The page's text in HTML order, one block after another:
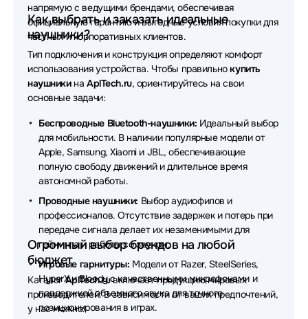
Наушники VT Наушники OneOdio
Наушники Bang&Olufsen Наушники Lenovo
Наушники SteelSeries Наушники QCY
Наушники Axtel
Наушники Beyerdynamic Наушники Plantronics
Наушники REALME Наушники Acer
Наушники Honor
Наушники Audio-Technica Наушники Genius
Наушники SHURE Наушники DENON
Наушники MARSHALL Наушники TECNO
Наушники Redragon Наушники Trust
напрямую с ведущими брендами, обеспечивая
официальную гарантию и выгодные условия покупки для
частных и корпоративных клиентов.
Как выбрать и заказать идеальные
наушники?
Тип подключения и конструкция определяют комфорт
использования устройства. Чтобы правильнокупить
наушникина AplTech.ru, ориентируйтесь на свои
основные задачи:
Беспроводные Bluetooth-наушники: Идеальный выбор
для мобильности. В наличии популярные модели от
Apple, Samsung, Xiaomi и JBL, обеспечивающие
полную свободу движений и длительное время
автономной работы.
Проводные наушники: Выбор аудиофилов и
профессионалов. Отсутствие задержек и потерь при
передаче сигнала делает их незаменимыми для
гейминга и работы со звуком.
Игровые гарнитуры: Модели от Razer, SteelSeries,
HyperX и Bloody с качественными микрофонами и
поддержкой объемного звука для точного
позиционирования в играх.
Огромный выбор брендов на любой
бюджет
КаталогAplTech.ruвключает продукцию мировых
производителей. В зависимости от ваших предпочтений,
у нас можно: